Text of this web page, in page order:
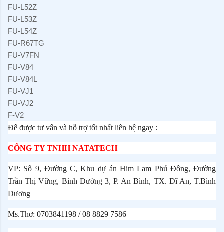
FU-L52Z
FU-L53Z
FU-L54Z
FU-R67TG
FU-V7FN
FU-V84
FU-V84L
FU-VJ1
FU-VJ2
F-V2
Để được tư vấn và hỗ trợ tốt nhất liên hệ ngay :
CÔNG TY TNHH NATATECH
VP: Số 9, Đường C, Khu dự án Him Lam Phú Đông, Đường
Trần Thị Vững, Bình Đường 3, P. An Bình, TX. Dĩ An, T.Bình
Dương
Ms.Thơ: 0703841198 / 08 8829 7586